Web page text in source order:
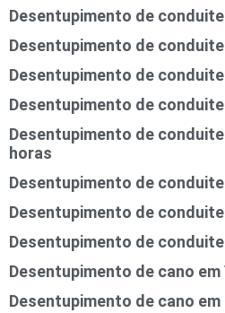
Desentupimento de
Desentupimento de
Desentupimento de
Desentupimento de conduite
Desentupimento de
horas
Desentupimento de
Desentupimento de
Desentupimento de
Desentupimento de cano em
Desentupimento de cano